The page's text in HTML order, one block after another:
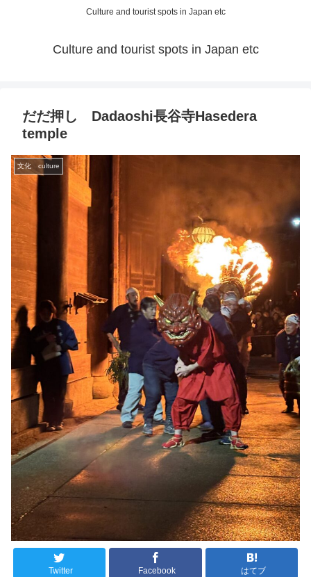
Culture and tourist spots in Japan etc
Culture and tourist spots in Japan etc
だだ押し Dadaoshi長谷寺Hasedera
temple
文化 culture
Twitter Facebook はてブ